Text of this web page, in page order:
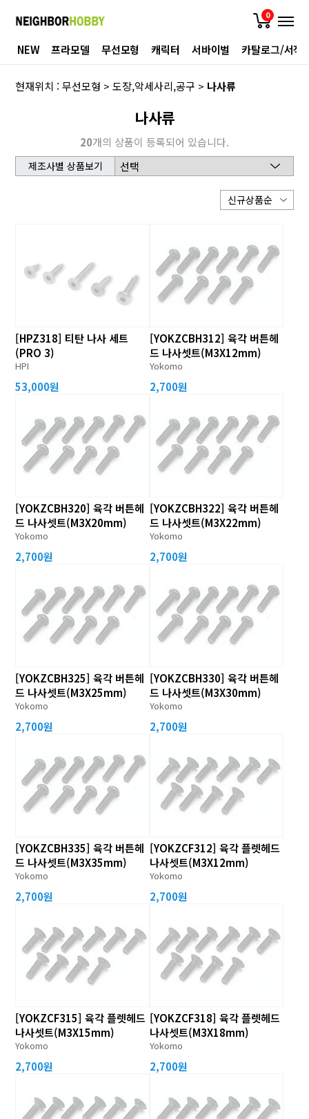
0
NEW 프라모델 무선모형 캐릭터 서바이벌 카탈로그/서적
현재위치 :무선모형 >도장,악세사리,공구 > 나사류
나사류
20개의 상품이 등록되어 있습니다.
제조사별 상품보기
[HPZ318] 티탄 나사 세트
(PRO 3)
HPI
53,000원
[YOKZCBH312] 육각 버튼헤
드 나사셋트(M3X12mm)
Yokomo
2,700원
[YOKZCBH320] 육각 버튼헤
드 나사셋트(M3X20mm)
Yokomo
2,700원
[YOKZCBH322] 육각 버튼헤
드 나사셋트(M3X22mm)
Yokomo
2,700원
[YOKZCBH325] 육각 버튼헤
드 나사셋트(M3X25mm)
Yokomo
2,700원
[YOKZCBH330] 육각 버튼헤
드 나사셋트(M3X30mm)
Yokomo
2,700원
[YOKZCBH335] 육각 버튼헤
드 나사셋트(M3X35mm)
Yokomo
2,700원
[YOKZCF312] 육각 플렛헤드
나사셋트(M3X12mm)
Yokomo
2,700원
[YOKZCF315] 육각 플렛헤드
나사셋트(M3X15mm)
Yokomo
2,700원
[YOKZCF318] 육각 플렛헤드
나사셋트(M3X18mm)
Yokomo
2,700원